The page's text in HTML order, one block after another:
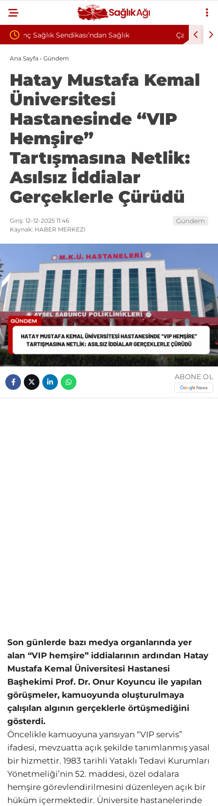
“Korkuyla
Çankırı Devlet Hastanesi’nde Sendikal Vesayet
İddiası: Maaş Kesme Cezası Talep Edildi
Ana Sayfa › Gündem
Hatay Mustafa Kemal
Üniversitesi
Hastanesinde “VIP
Hemşire”
Tartışmasına Netlik:
Asılsız İddialar
Gerçeklerle Çürüdü
Giriş: 12-12-2025 11:46
Kaynak: HABER MERKEZI
Gündem
ABONE OL
Son günlerde bazı medya organlarında yer
alan “VIP hemşire” iddialarının ardından Hatay
Mustafa Kemal Üniversitesi Hastanesi
Başhekimi Prof. Dr. Onur Koyuncu ile yapılan
görüşmeler, kamuoyunda oluşturulmaya
çalışılan algının gerçeklerle örtüşmediğini
gösterdi.
Öncelikle kamuoyuna yansıyan “VIP servis”
ifadesi, mevzuatta açık şekilde tanımlanmış yasal
bir hizmettir. 1983 tarihli Yataklı Tedavi Kurumları
Yönetmeliği’nin 52. maddesi, özel odalara
hemşire görevlendirilmesini düzenleyen açık bir
hüküm içermektedir. Üniversite hastanelerinde